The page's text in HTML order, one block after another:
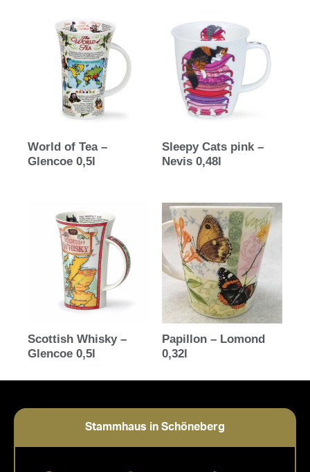
World of Tea –
Glencoe 0,5l
Sleepy Cats pink –
Nevis 0,48l
Scottish Whisky –
Glencoe 0,5l
Papillon – Lomond
0,32l
Stammhaus in Schöneberg